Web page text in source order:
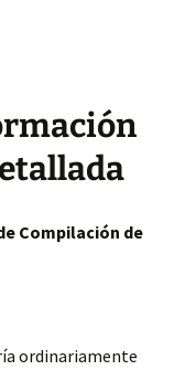
Compilación de
ordinariamente